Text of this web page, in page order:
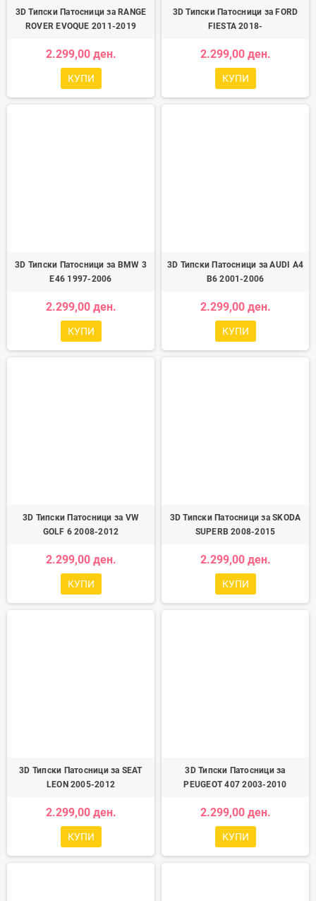
3D Типски Патосници за RANGE
ROVER EVOQUE 2011-2019
2.299,00 ден.
КУПИ
3D Типски Патосници за FORD
FIESTA 2018-
2.299,00 ден.
КУПИ
3D Типски Патосници за BMW 3
E46 1997-2006
2.299,00 ден.
КУПИ
3D Типски Патосници за AUDI A4
B6 2001-2006
2.299,00 ден.
КУПИ
3D Типски Патосници за VW
GOLF 6 2008-2012
2.299,00 ден.
КУПИ
3D Типски Патосници за SKODA
SUPERB 2008-2015
2.299,00 ден.
КУПИ
3D Типски Патосници за SEAT
LEON 2005-2012
2.299,00 ден.
КУПИ
3D Типски Патосници за
PEUGEOT 407 2003-2010
2.299,00 ден.
КУПИ